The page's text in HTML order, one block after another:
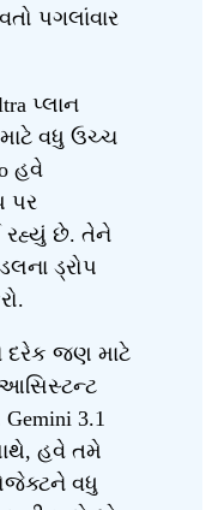
પગલાંવાર
પ્લાન
માટે વધુ ઉચ્ચ
હવે
પર
રહ્યું છે. તેને
ડ્રોપ
દરેક જણ માટે
3.1
હવે તમે
વધુ